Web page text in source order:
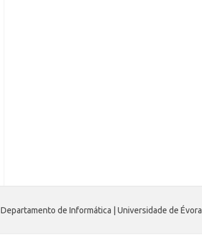
Departamento de Informática | Universidade de Évora